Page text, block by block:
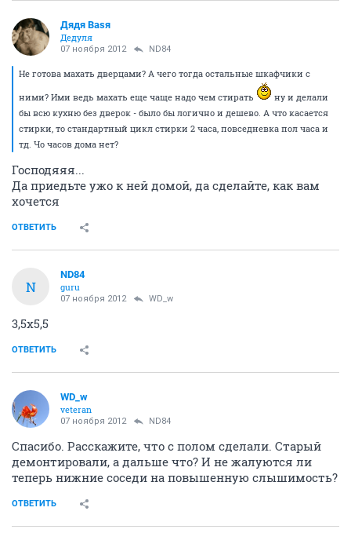
Дядя Ваsя
Дедуля
07 ноября 2012 ND84
Не готова махать дверцами? А чего тогда остальные шкафчики с
ними? Ими ведь махать еще чаще надо чем стирать
ну и делали
бы всю кухню без дверок - было бы логично и дешево. А что касается
стирки, то стандартный цикл стирки 2 часа, повседневка пол часа и
тд. Чо часов дома нет?
Господяяя...
Да приедьте ужо к ней домой, да сделайте, как вам
хочется
ОТВЕТИТЬ
N
ND84
guru
07 ноября 2012 WD_w
3,5х5,5
ОТВЕТИТЬ
WD_w
veteran
07 ноября 2012 ND84
Спасибо. Расскажите, что с полом сделали. Старый
демонтировали, а дальше что? И не жалуются ли
теперь нижние соседи на повышенную слышимость?
ОТВЕТИТЬ